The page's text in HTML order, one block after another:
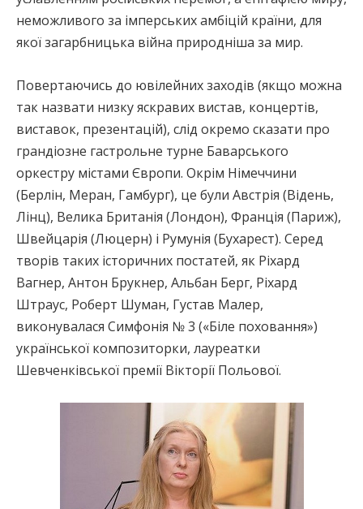
неможливого за імперських амбіцій країни, для
якої загарбницька війна природніша за мир.
Повертаючись до ювілейних заходів (якщо можна
так назвати низку яскравих вистав, концертів,
виставок, презентацій), слід окремо сказати про
грандіозне гастрольне турне Баварського
оркестру містами Європи. Окрім Німеччини
(Берлін, Меран, Гамбург), це були Австрія (Відень,
Лінц), Велика Британія (Лондон), Франція (Париж),
Швейцарія (Люцерн) і Румунія (Бухарест). Серед
творів таких історичних постатей, як Ріхард
Вагнер, Антон Брукнер, Альбан Берг, Ріхард
Штраус, Роберт Шуман, Густав Малер,
виконувалася Симфонія № 3 («Біле поховання»)
української композиторки, лауреатки
Шевченківської премії Вікторії Польової.